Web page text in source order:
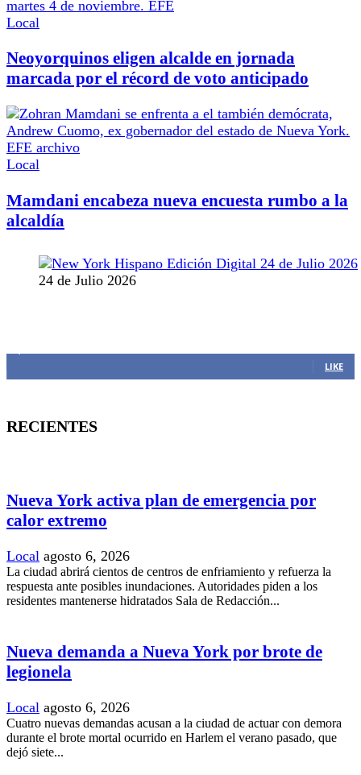
Local
Neoyorquinos eligen alcalde en jornada
marcada por el récord de voto anticipado
Local
Mamdani encabeza nueva encuesta rumbo a la
alcaldía
24 de Julio 2026
LIKE
RECIENTES
Nueva York activa plan de emergencia por
calor extremo
Local agosto 6, 2026
La ciudad abrirá cientos de centros de enfriamiento y refuerza la
respuesta ante posibles inundaciones. Autoridades piden a los
residentes mantenerse hidratados Sala de Redacción...
Nueva demanda a Nueva York por brote de
legionela
Local agosto 6, 2026
Cuatro nuevas demandas acusan a la ciudad de actuar con demora
durante el brote mortal ocurrido en Harlem el verano pasado, que
dejó siete...